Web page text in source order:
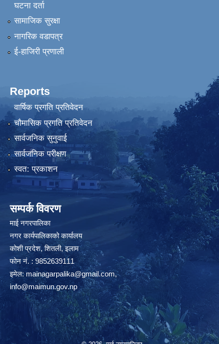
घटना दर्ता
सामाजिक सुरक्षा
नागरिक वडापत्र
ई-हाजिरी प्रणाली
Reports
वार्षिक प्रगति प्रतिवेदन
चौमासिक प्रगति प्रतिवेदन
सार्वजनिक सुनुवाई
सार्वजनिक परीक्षण
स्वत: प्रकाशन
सम्पर्क विवरण
माई नगरपालिका
नगर कार्यपालिकाको कार्यालय
कोशी प्रदेश, शितली, इलाम
फोन नं. : 9852639111
इमेल:mainagarpalika@gmail.com,
info@maimun.gov.np